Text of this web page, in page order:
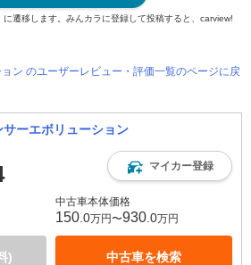
遷移します。みんカラに登録して投稿すると、carview!
ン のユーザーレビュー・評価一覧のページに戻
サーエボリューション
マイカー登録
)
中古車本体価格
150 .0万円〜930 .0万円
中古車を検索